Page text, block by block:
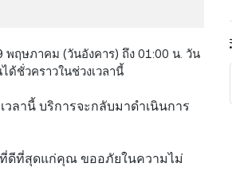
พฤษภาคม (วันอังคาร) ถึง 01:00 น. วัน
ด้ชั่วคราวในช่วงเวลานี้
ลานี้ บริการจะกลับมาดำเนินการ
ที่ดีที่สุดแก่คุณ ขออภัยในความไม่